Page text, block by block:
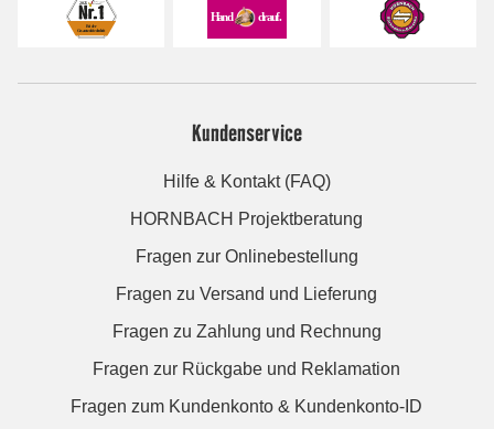
Kundenservice
Hilfe & Kontakt (FAQ)
HORNBACH Projektberatung
Fragen zur Onlinebestellung
Fragen zu Versand und Lieferung
Fragen zu Zahlung und Rechnung
Fragen zur Rückgabe und Reklamation
Fragen zum Kundenkonto & Kundenkonto-ID